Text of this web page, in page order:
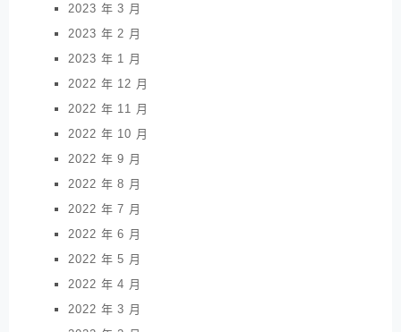
2023 年 3 月
2023 年 2 月
2023 年 1 月
2022 年 12 月
2022 年 11 月
2022 年 10 月
2022 年 9 月
2022 年 8 月
2022 年 7 月
2022 年 6 月
2022 年 5 月
2022 年 4 月
2022 年 3 月